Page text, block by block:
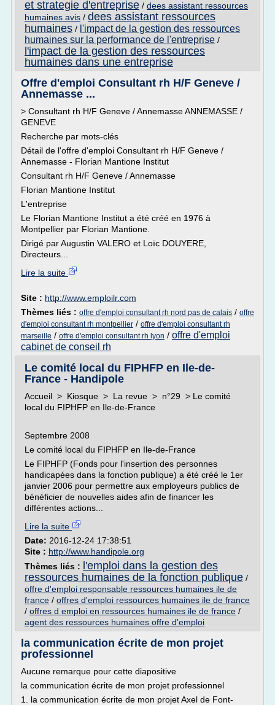
et strategie d'entreprise / dees assistant ressources
humaines avis / dees assistant ressources
humaines / l'impact de la gestion des ressources
humaines sur la performance de l'entreprise /
l'impact de la gestion des ressources
humaines dans une entreprise
Offre d'emploi Consultant rh H/F Geneve /
Annemasse ...
> Consultant rh H/F Geneve / Annemasse ANNEMASSE /
GENEVE
Recherche par mots-clés
Détail de l'offre d'emploi Consultant rh H/F Geneve /
Annemasse - Florian Mantione Institut
Consultant rh H/F Geneve / Annemasse
Florian Mantione Institut
L'entreprise
Le Florian Mantione Institut a été créé en 1976 à
Montpellier par Florian Mantione.
Dirigé par Augustin VALERO et Loïc DOUYERE,
Directeurs...
Lire la suite
Site : http://www.emploilr.com
Thèmes liés : offre d'emploi consultant rh nord pas de calais / offre
d'emploi consultant rh montpellier / offre d'emploi consultant rh
marseille / offre d'emploi consultant rh lyon / offre d'emploi
cabinet de conseil rh
Le comité local du FIPHFP en Ile-de-
France - Handipole
Accueil > Kiosque > La revue > n°29 > Le comité
local du FIPHFP en Ile-de-France
Septembre 2008
Le comité local du FIPHFP en Ile-de-France
Le FIPHFP (Fonds pour l'insertion des personnes
handicapées dans la fonction publique) a été créé le 1er
janvier 2006 pour permettre aux employeurs publics de
bénéficier de nouvelles aides afin de financer les
différentes actions...
Lire la suite
Date: 2016-12-24 17:38:51
Site : http://www.handipole.org
Thèmes liés :
l'emploi dans la gestion des
ressources humaines de la fonction publique /
offre d'emploi responsable ressources humaines ile de
france / offres d'emploi ressources humaines ile de france
/ offres d emploi en ressources humaines ile de france /
agent des ressources humaines offre d'emploi
la communication écrite de mon projet
professionnel
Aucune remarque pour cette diapositive
la communication écrite de mon projet professionnel
1. la communication écrite de mon projet Axel de Font-